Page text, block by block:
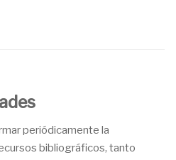
periódicamente la
bibliográficos, tanto